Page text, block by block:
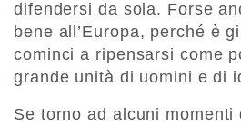
difendersi da sola. Forse
bene all’Europa, perché è
cominci a ripensarsi come
grande unità di uomini e di
Se torno ad alcuni momenti